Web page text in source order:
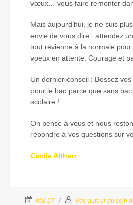
vœux… vous faire remonter
Mais aujourd’hui, je ne suis
envie de vous dire : attendez
tout revienne à la normale
voeux en attente. Courage et
Un dernier conseil : Bossez
pour le bac parce que sans
scolaire !
On pense à vous et nous
répondre à vos questions sur
Cécile Altherr
Mai 17
Voir auteur au sein